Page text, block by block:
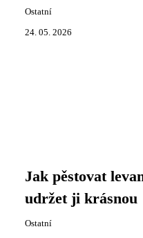
Ostatní
24. 05. 2026
Jak pěstovat
udržet ji krásnou
Ostatní